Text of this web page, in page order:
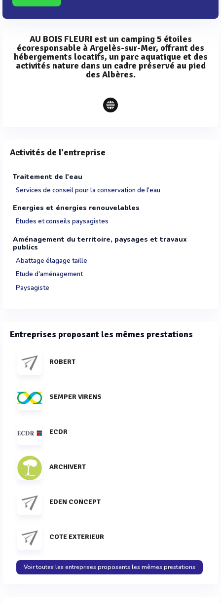
AU BOIS FLEURI est un camping 5 étoiles
écoresponsable à Argelès-sur-Mer, offrant des
hébergements locatifs, un parc aquatique et des
activités nature dans un cadre préservé au pied
des Albères.
Activités de l'entreprise
Traitement de l'eau
Services de conseil pour la conservation de l'eau
Energies et énergies renouvelables
Etudes et conseils paysagistes
Aménagement du territoire, paysages et travaux
publics
Abattage élagage taille
Etude d'aménagement
Paysagiste
Entreprises proposant les mêmes prestations
ROBERT
SEMPER VIRENS
ECDR
ARCHIVERT
EDEN CONCEPT
COTE EXTERIEUR
Voir toutes les entreprises proposants les mêmes prestations